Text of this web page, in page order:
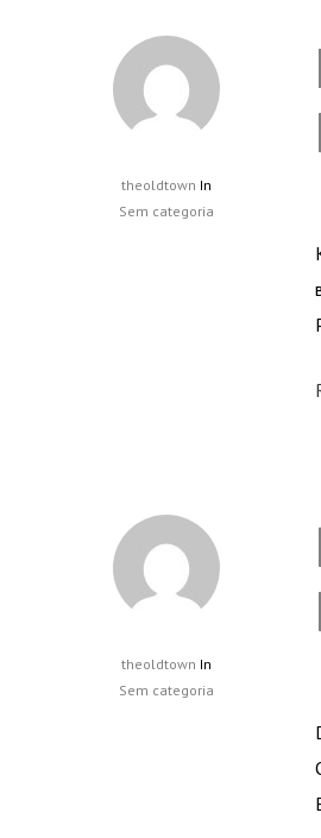
theoldtown In
Sem categoria
theoldtown In
Sem categoria